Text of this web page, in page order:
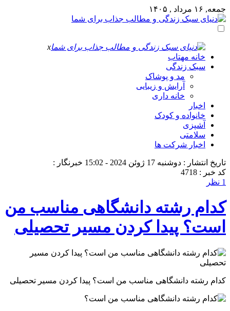
جمعه, ۱۶ مرداد , ۱۴۰۵
x
خانه مهتاب
سبک زندگی
مد و پوشاک
آرایش و زیبایی
خانه داری
اخبار
خانواده و کودک
آشپزی
سلامتی
اخبار شرکت ها
تاریخ انتشار : دوشنبه 17 ژوئن 2024 - 15:02
خبرنگار :
کد خبر : 4718
1 نظر
کدام رشته دانشگاهی مناسب من
است؟ پیدا کردن مسیر تحصیلی
کدام رشته دانشگاهی مناسب من است؟ پیدا کردن مسیر تحصیلی